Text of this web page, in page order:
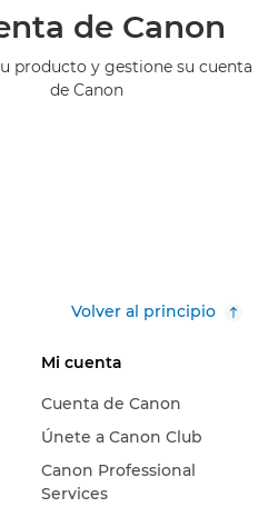
de Canon
producto y gestione su cuenta
de Canon
Volver al principio
Mi cuenta
Cuenta de Canon
Únete a Canon Club
Canon Professional
Services